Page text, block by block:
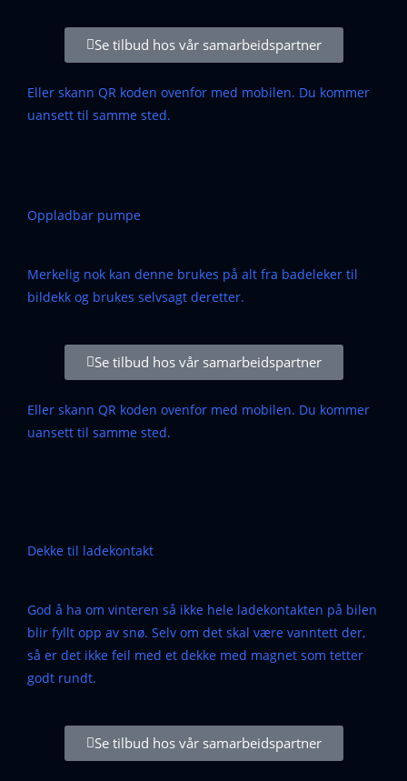
Se tilbud hos vår samarbeidspartner
Eller skann QR koden ovenfor med mobilen. Du kommer
uansett til samme sted.
Oppladbar pumpe
Merkelig nok kan denne brukes på alt fra badeleker til
bildekk og brukes selvsagt deretter.
Se tilbud hos vår samarbeidspartner
Eller skann QR koden ovenfor med mobilen. Du kommer
uansett til samme sted.
Dekke til ladekontakt
God å ha om vinteren så ikke hele ladekontakten på bilen
blir fyllt opp av snø. Selv om det skal være vanntett der,
så er det ikke feil med et dekke med magnet som tetter
godt rundt.
Se tilbud hos vår samarbeidspartner